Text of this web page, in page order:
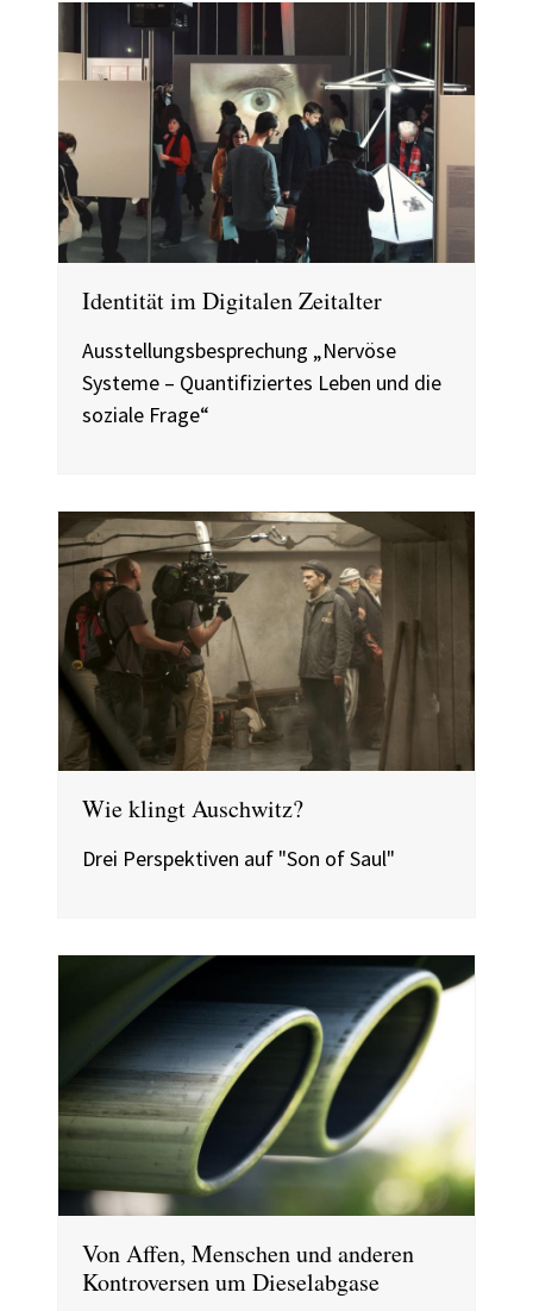
Identität im Digitalen Zeitalter
Ausstellungsbesprechung „Nervöse
Systeme – Quantifiziertes Leben und die
soziale Frage“
Wie klingt Auschwitz?
Drei Perspektiven auf "Son of Saul"
Von Affen, Menschen und anderen
Kontroversen um Dieselabgase